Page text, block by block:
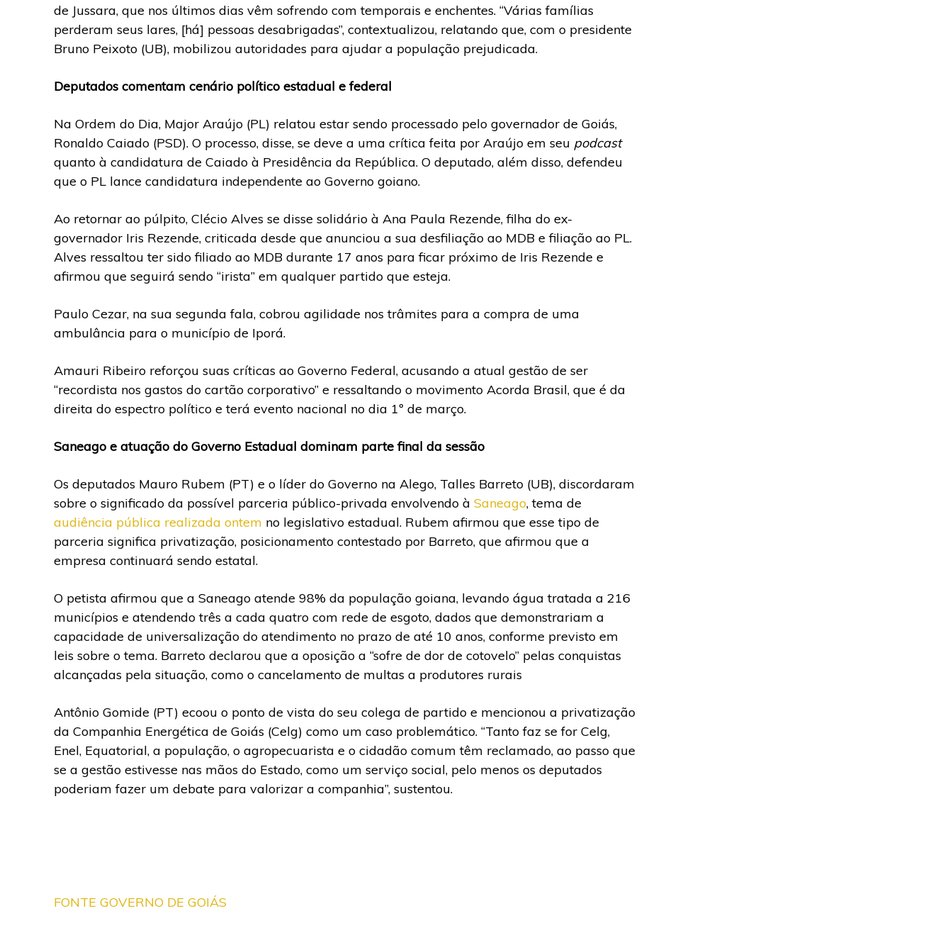
de Jussara, que nos últimos dias vêm sofrendo com temporais e enchentes. “Várias famílias
perderam seus lares, [há] pessoas desabrigadas”, contextualizou, relatando que, com o presidente
Bruno Peixoto (UB), mobilizou autoridades para ajudar a população prejudicada.
Deputados comentam cenário político estadual e federal
Na Ordem do Dia, Major Araújo (PL) relatou estar sendo processado pelo governador de Goiás,
Ronaldo Caiado (PSD). O processo, disse, se deve a uma crítica feita por Araújo em seu podcast
quanto à candidatura de Caiado à Presidência da República. O deputado, além disso, defendeu
que o PL lance candidatura independente ao Governo goiano.
Ao retornar ao púlpito, Clécio Alves se disse solidário à Ana Paula Rezende, filha do ex-
governador Iris Rezende, criticada desde que anunciou a sua desfiliação ao MDB e filiação ao PL.
Alves ressaltou ter sido filiado ao MDB durante 17 anos para ficar próximo de Iris Rezende e
afirmou que seguirá sendo “irista” em qualquer partido que esteja.
Paulo Cezar, na sua segunda fala, cobrou agilidade nos trâmites para a compra de uma
ambulância para o município de Iporá.
Amauri Ribeiro reforçou suas críticas ao Governo Federal, acusando a atual gestão de ser
“recordista nos gastos do cartão corporativo” e ressaltando o movimento Acorda Brasil, que é da
direita do espectro político e terá evento nacional no dia 1º de março.
Saneago e atuação do Governo Estadual dominam parte final da sessão
Os deputados Mauro Rubem (PT) e o líder do Governo na Alego, Talles Barreto (UB), discordaram
sobre o significado da possível parceria público-privada envolvendo à Saneago, tema de
audiência pública realizada ontem no legislativo estadual. Rubem afirmou que esse tipo de
parceria significa privatização, posicionamento contestado por Barreto, que afirmou que a
empresa continuará sendo estatal.
O petista afirmou que a Saneago atende 98% da população goiana, levando água tratada a 216
municípios e atendendo três a cada quatro com rede de esgoto, dados que demonstrariam a
capacidade de universalização do atendimento no prazo de até 10 anos, conforme previsto em
leis sobre o tema. Barreto declarou que a oposição a “sofre de dor de cotovelo” pelas conquistas
alcançadas pela situação, como o cancelamento de multas a produtores rurais
Antônio Gomide (PT) ecoou o ponto de vista do seu colega de partido e mencionou a privatização
da Companhia Energética de Goiás (Celg) como um caso problemático. “Tanto faz se for Celg,
Enel, Equatorial, a população, o agropecuarista e o cidadão comum têm reclamado, ao passo que
se a gestão estivesse nas mãos do Estado, como um serviço social, pelo menos os deputados
poderiam fazer um debate para valorizar a companhia”, sustentou.
FONTE GOVERNO DE GOIÁS